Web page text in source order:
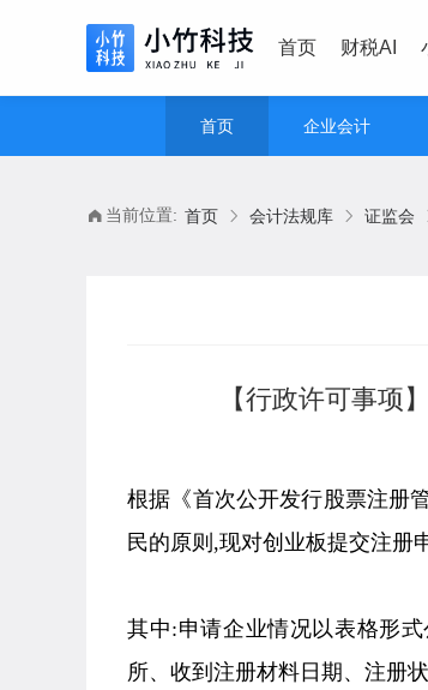
首页 财税AI
首页 企业会计
当前位置: 首页 会计法规库 证监会
【行政许可事项
根据《首次公开发行股票注册
民的原则,现对创业板提交注册
其中:申请企业情况以表格形
所、收到注册材料日期、注册